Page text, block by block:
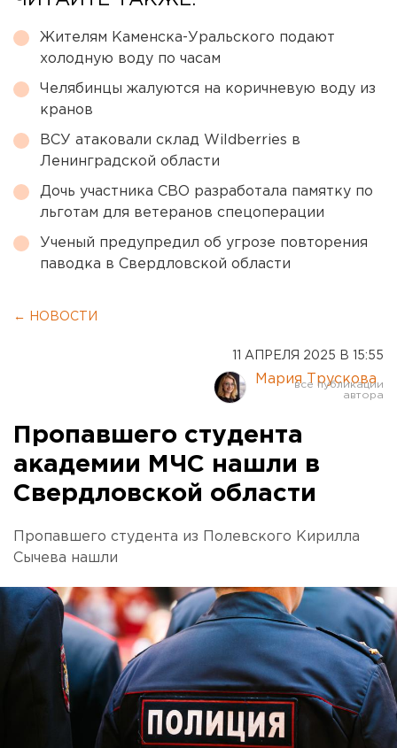
Жителям Каменска-Уральского подают
холодную воду по часам
Челябинцы жалуются на коричневую воду из
кранов
ВСУ атаковали склад Wildberries в
Ленинградской области
Дочь участника СВО разработала памятку по
льготам для ветеранов спецоперации
Ученый предупредил об угрозе повторения
паводка в Свердловской области
← НОВОСТИ
11 АПРЕЛЯ 2025 В 15:55
Мария Трускова
Пропавшего студента
академии МЧС нашли в
Свердловской области
Пропавшего студента из Полевского Кирилла
Сычева нашли